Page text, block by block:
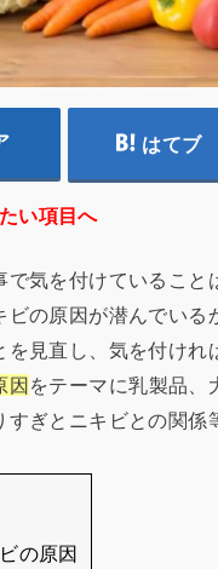
はてブ
い項目へ
気を付けていること
の原因が潜んでいる
見直し、気を付けれ
因をテーマに乳製品、
ぎとニキビとの関係
の原因